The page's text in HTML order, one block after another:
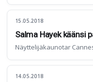
15.05.2018
Salma Hayek käänsi
Näyttelijäkaunotar
14.05.2018